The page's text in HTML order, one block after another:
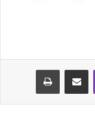
ڤايبر مشاركة عبر البريد طباعة